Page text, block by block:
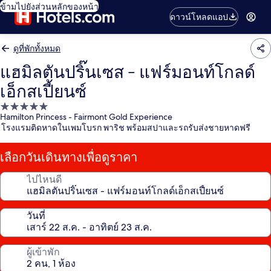
ข้ามไปยังส่วนหลักของหน้า
ดาวน์โหลดแอป
ดูที่พักทั้งหมด
แฮมิลตันปริ๊นเซส - แฟร์มอนท์โกลด์
เอ็กสเปี้ยนซ์
ที่พัก
5.0
Hamilton Princess - Fairmont Gold Experience
โรงแรมติดหาดในเพมโบรก พาริช พร้อมสปาและรถรับส่งชายหาดฟรี
เลือกวันเดินทางเพื่อดูราคา
ไปไหนดี
วันที่
ผู้เข้าพัก